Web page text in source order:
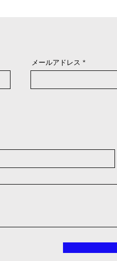
メールアドレス